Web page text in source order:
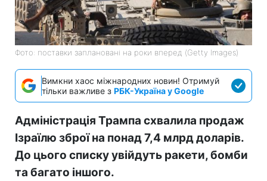
Фото: поставки заплановані на роки вперед (Getty Images)
Вимкни хаос міжнародних новин! Отримуй
тільки важливе з РБК-Україна у Google
Адміністрація Трампа схвалила продаж
Ізраїлю зброї на понад 7,4 млрд доларів.
До цього списку увійдуть ракети, бомби
та багато іншого.